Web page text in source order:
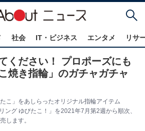
社会 IT・ビジネス エンタメ リサ
ください！ プロポーズにも
焼き指輪」のガチャガチャ
こ」をあしらったオリジナル指輪アイテム
ング ゆびたこ！」を2021年7月第2週から順次、
します。